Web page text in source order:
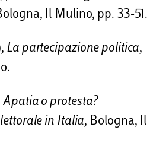
Il Mulino, pp. 33-51.
La partecipazione politica,
Apatia o protesta?
in Italia, Bologna, Il